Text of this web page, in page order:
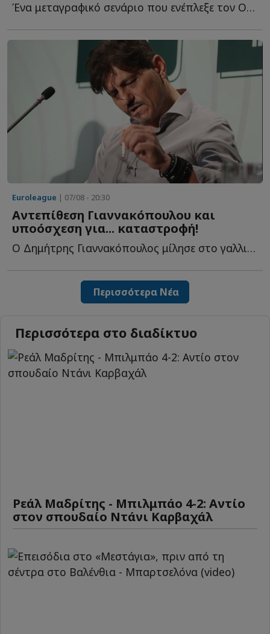
Ένα μεταγραφικό σενάριο που ενέπλεξε τον Ολυμπιακό κ...
Euroleague | 07/08 - 20:30
Αντεπίθεση Γιαννακόπουλου και
υποόσχεση για... καταστροφή!
Ο Δημήτρης Γιαννακόπουλος μίλησε στο γαλλικό κανάλι Eu...
Περισσότερα Νέα
Περισσότερα στο διαδίκτυο
Ρεάλ Μαδρίτης - Μπιλμπάο 4-2: Αντίο
στον σπουδαίο Ντάνι Καρβαχάλ